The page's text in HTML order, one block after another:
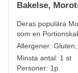
Bakelse,
Deras populära
som en
Allergener:
Minsta antal: 1 st
Personer: 1p